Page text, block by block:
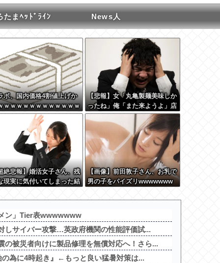
たまﾍｯﾄﾞﾗｲﾝ News人
ボ、国内価格4割値上げか
ｗｗｗｗｗｗｗｗｗｗｗｗ
【悲報】女「丸亀製麺美味しか
ったね」俺「また来ようよ」店
員「お会計2380円になりまー
す」→その後『こう』なったん
だが俺悪くないよ
な？？？？？？？？
絶悲報】婚活女子さん、残
現実に気付いてしまった結
【画像】前田敦子さん、お乳で
男の子をパイズリwwwwwww
ン」Tier表wwwwwww
しサイバー攻撃…英政府機関の性能評価試...
の被災者向けに製品修理を無償対応へ！さら...
為に4時起き』←もっと良い猛暑対策は...